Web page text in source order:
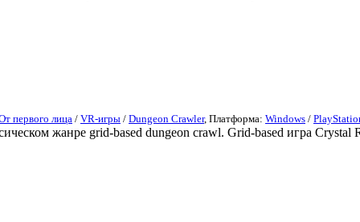
первого лица / VR-игры / Dungeon Crawler, Платформа: Windows /
жанре grid-based dungeon crawl. Grid-based игра Crystal